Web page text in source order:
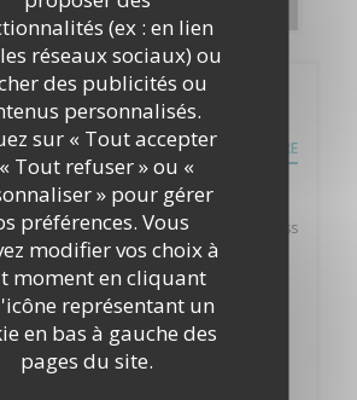
(ex : en lien
réseaux sociaux) ou
des publicités ou
personnalisés.
sur « Tout accepter
Tout refuser » ou «
» pour gérer
préférences. Vous
modifier vos choix à
moment en cliquant
représentant un
en bas à gauche des
pages du site.
Infos pratiques
((ouvre une nouvelle fenêtre)) ITINÉRAIRE
Winmärik - Ligne A ou D arrêt Langstross